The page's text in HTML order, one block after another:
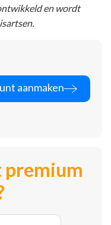
en wordt
aanmaken
premium